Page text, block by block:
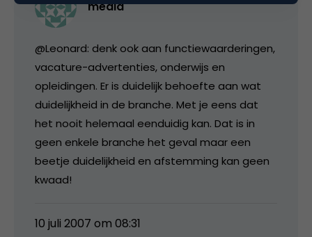
media
@Leonard: denk ook aan functiewaarderingen,
vacature-advertenties, onderwijs en
opleidingen. Er is duidelijk behoefte aan wat
duidelijkheid in de branche. Met je eens dat
het nooit helemaal eenduidig kan. Dat is in
geen enkele branche het geval maar een
beetje duidelijkheid en afstemming kan geen
kwaad!
10 juli 2007 om 08:31